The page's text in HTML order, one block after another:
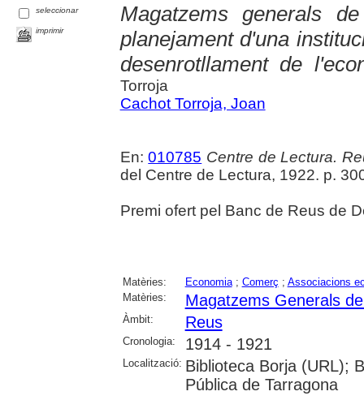
seleccionar
imprimir
Magatzems generals
planejament d'una
desenrotllament de
Torroja
Cachot Torroja, Joan
En:010785 Centre de Lectura.
del Centre de Lectura, 1922. p.
Premi ofert pel Banc de Reus de
Matèries: Economia; Comerç ; Associacions
Matèries:
Magatzems Generals
Àmbit: Reus
Cronologia: 1914 - 1921
Localització: Biblioteca Borja (URL);
Pública de Tarragona